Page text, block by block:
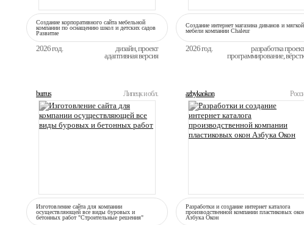
Создание корпоративного сайта мебельной
компании по оснащению школ и детских садов
Развитие
2026 год.
дизайн, проект
адаптивная версия
Создание интернет магазина диванов и мягкой
мебели компании Сhaleur
2026 год.
разработка
программирование,
burrus Липецк и обл.
Изготовление сайта для компании
осуществляющей все виды буровых и
бетонных работ "Строительные решения"
azbykaokon
Разработки и создание интернет каталога
производственной компании пластиковых
Азбука Окон